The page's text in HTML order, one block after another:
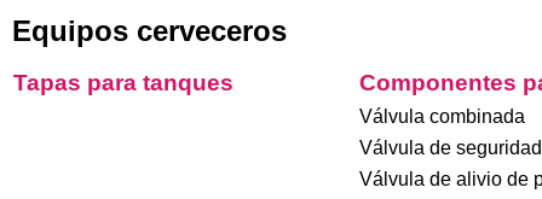
Equipos cerveceros
Tapas para tanques Componentes
Válvula combinada
Válvula de seguridad
Válvula de alivio de